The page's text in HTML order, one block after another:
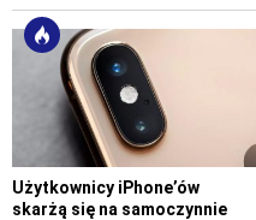
Użytkownicy iPhone’ów
skarżą się na samoczynnie